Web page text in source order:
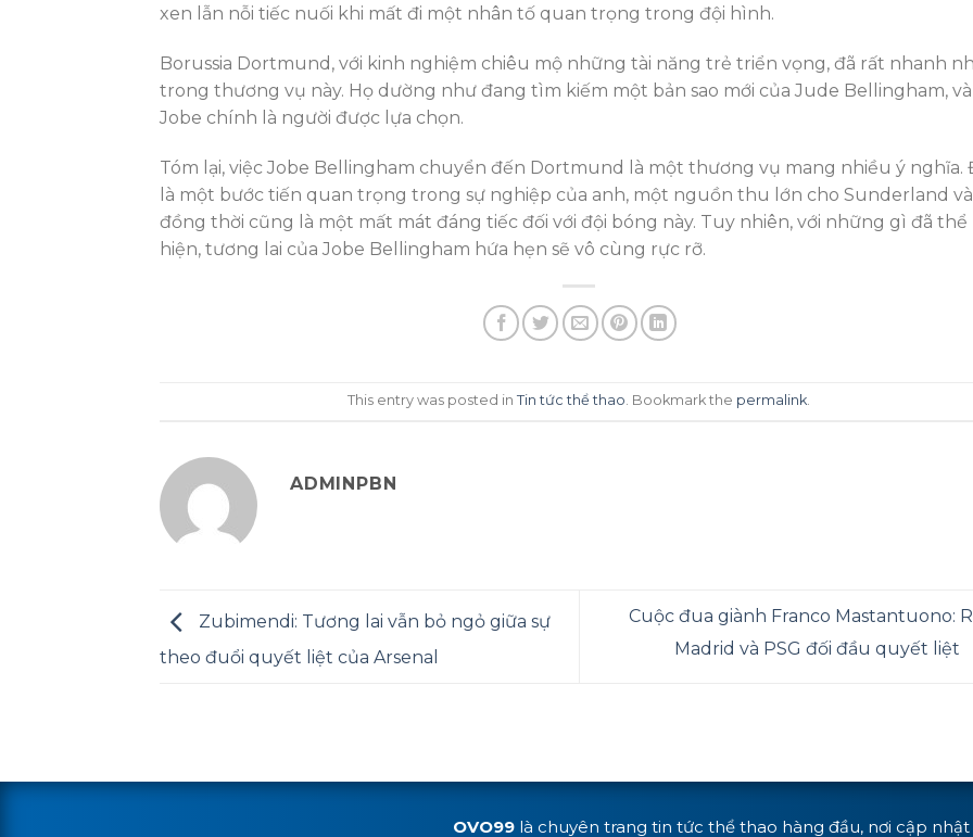
xen lẫn nỗi tiếc nuối khi mất đi một nhân tố quan trọng trong đội hình.
Borussia Dortmund, với kinh nghiệm chiêu mộ những tài năng trẻ triển vọng, đã rất nhanh
trong thương vụ này. Họ dường như đang tìm kiếm một bản sao mới của Jude Bellingham, và
Jobe chính là người được lựa chọn.
Tóm lại, việc Jobe Bellingham chuyển đến Dortmund là một thương vụ mang nhiều ý nghĩa.
là một bước tiến quan trọng trong sự nghiệp của anh, một nguồn thu lớn cho Sunderland và
đồng thời cũng là một mất mát đáng tiếc đối với đội bóng này. Tuy nhiên, với những gì đã thể
hiện, tương lai của Jobe Bellingham hứa hẹn sẽ vô cùng rực rỡ.
This entry was posted inTin tức thể thao. Bookmark the permalink.
ADMINPBN
Zubimendi: Tương lai vẫn bỏ ngỏ giữa sự
theo đuổi quyết liệt của Arsenal
Cuộc đua giành Franco Mastantuono:
Madrid và PSG đối đầu quyết liệt
OVO99 là chuyên trang tin tức thể thao hàng đầu, nơi cập